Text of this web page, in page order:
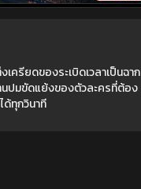
รียดของระเบิดเวลาเป็นฉาก
ปมขัดแย้งของตัวละครที่ต้อง
ด้ทุกวินาที